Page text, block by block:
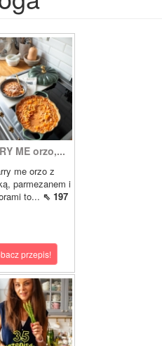
ME orzo,...
me orzo z
parmezanem i
to... ⇖ 197
przepis!